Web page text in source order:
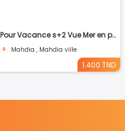
Pour Vacance s+2 Vue Mer en plein Zone Touristique Mahdia
Mahdia , Mahdia ville
1.400 TND